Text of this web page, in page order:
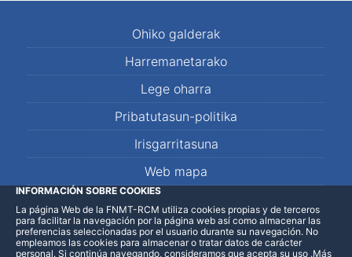
Ohiko galderak
Harremanetarako
Lege oharra
Pribatutasun-politika
Irisgarritasuna
Web mapa
LinkedInFacebookWhatsApp
INFORMACIÓN SOBRE COOKIES
La página Web de la FNMT-RCM utiliza cookies propias y de terceros
para facilitar la navegación por la página web así como almacenar las
preferencias seleccionadas por el usuario durante su navegación. No
empleamos las cookies para almacenar o tratar datos de carácter
personal. Si continúa navegando, consideramos que acepta su uso .Más